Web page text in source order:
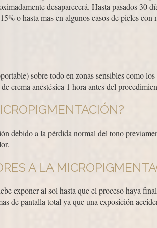
desaparecerá. Hasta pasados 30
o hasta mas en algunos casos de pieles con
sobre todo en zonas sensibles como
crema anestésica 1 hora antes del
debido a la pérdida normal del tono
A LA
exponer al sol hasta que el proceso haya
de pantalla total ya que una exposición